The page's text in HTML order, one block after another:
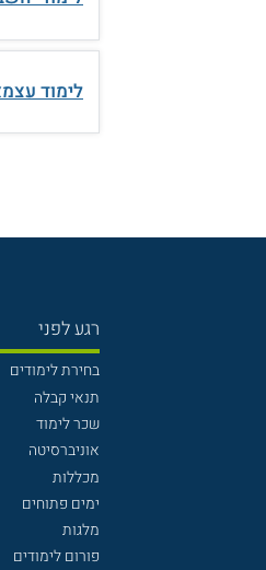
לימוד
רגע לפני
בחירת לימודים
תנאי קבלה
שכר לימוד
אוניברסיטה
מכללות
ימים פתוחים
מלגות
פורום לימודים